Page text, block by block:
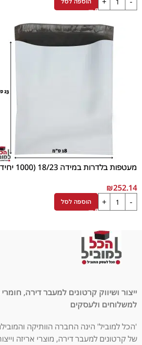
מעטפות בלדרות במידה 18/23 (1000 יחידות בקרטון)
₪252.14
הוספה לסל
ייצור ושיווק קרטונים למעבר דירה,
למשלוחים ולעסקים
'הכל למוביל' הינה החברה הוותיקה
של קרטונים למעבר דירה, מוצרי אריזה